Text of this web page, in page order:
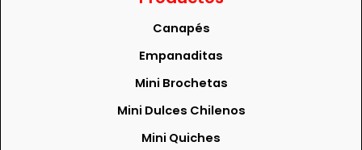
Canapés
Empanaditas
Mini Brochetas
Mini Dulces Chilenos
Mini Quiches